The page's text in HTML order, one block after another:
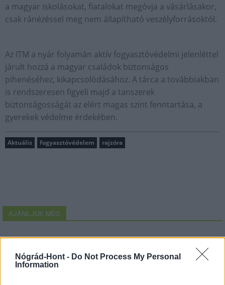
Nógrád-Hont - Do Not Process My Personal
Information
a magyar iskolásokat, fiatalokat megóvja a vásárlásakor,
csak ránézéssel meg nem állapítható veszélyforrásoktól.
Az ITM a nyár folyamán aktív fogyasztóvédelmi jelenléttel
járult hozzá a magyar családok biztonságos
pihenéséhez, kikapcsolódásához. A tárca a továbbiakban
is rendszeresen figyeli majd a tanszerek
biztonságosságát az elért magas szint fenntartása, a
gyerekek védelme érdekében.
Aktuális fogyasztóvédelem rajzóra
AJÁNLJUK MÉG
MAGYAR ÉPÍTŐK